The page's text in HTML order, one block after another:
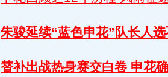
朱骏延续“蓝色申花”队长人
替补出战热身赛交白卷 申花